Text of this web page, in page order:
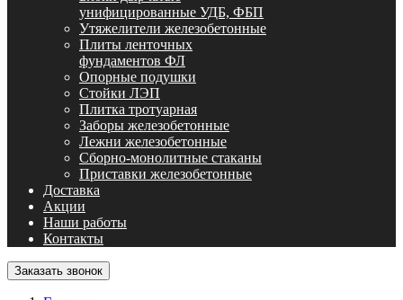
унифицированные УДБ, ФБП
Утяжелители железобетонные
Плиты ленточных
фундаментов ФЛ
Опорные подушки
Стойки ЛЭП
Плитка тротуарная
Заборы железобетонные
Лежни железобетонные
Сборно-монолитные стаканы
Приставки железобетонные
Доставка
Акции
Наши работы
Контакты
Заказать звонок